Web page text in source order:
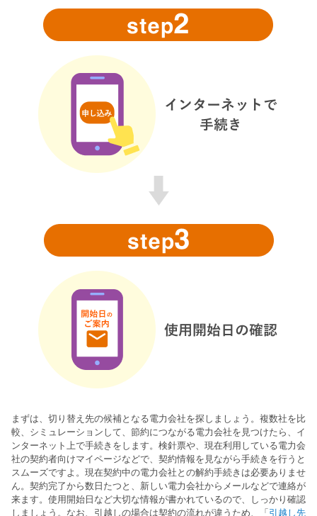
まずは、切り替え先の候補となる電力会社を探しましょう。複数社を比
較、シミュレーションして、節約につながる電力会社を見つけたら、イ
ンターネット上で手続きをします。検針票や、現在利用している電力会
社の契約者向けマイページなどで、契約情報を見ながら手続きを行うと
スムーズですよ。現在契約中の電力会社との解約手続きは必要ありませ
ん。契約完了から数日たつと、新しい電力会社からメールなどで連絡が
来ます。使用開始日など大切な情報が書かれているので、しっかり確認
しましょう。なお、引越しの場合は契約の流れが違うため、「引越し先